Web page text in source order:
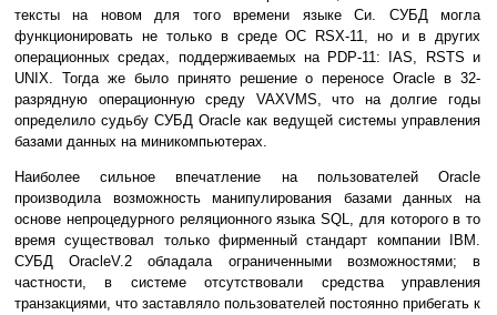
тексты на новом для того времени языке Си. СУБД могла
функционировать не только в среде ОС RSX-11, но и в других
операционных средах, поддерживаемых на PDP-11: IAS, RSTS и
UNIX. Тогда же было принято решение о переносе Oracle в 32-
разрядную операционную среду VAXVMS, что на долгие годы
определило судьбу СУБД Oracle как ведущей системы управления
базами данных на миникомпьютерах.
Наиболее сильное впечатление на пользователей Oracle
производила возможность манипулирования базами данных на
основе непроцедурного реляционного языка SQL, для которого в то
время существовал только фирменный стандарт компании IBM.
СУБД OracleV.2 обладала ограниченными возможностями; в
частности, в системе отсутствовали средства управления
транзакциями, что заставляло пользователей постоянно прибегать к